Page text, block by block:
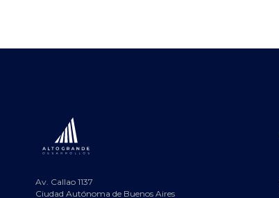
Av. Callao 1137
Ciudad Autónoma de Buenos Aires